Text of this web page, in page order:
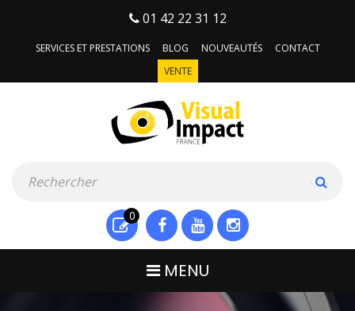
01 42 22 31 12
SERVICES ET PRESTATIONS BLOG NOUVEAUTÉS
CONTACT
VENTE
0
MENU